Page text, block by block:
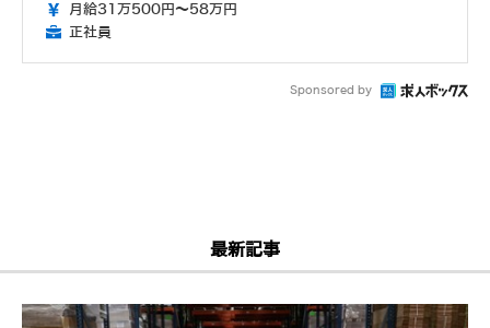
月給31万500円～58万円
正社員
Sponsored by
最新記事